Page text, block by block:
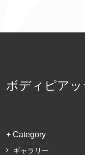
ボディピア
+ Category
ギャラリー